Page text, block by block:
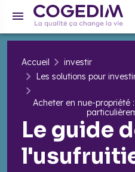
Accueil
investir
Les solutions pour
Acheter en nue-propriété
Le guide